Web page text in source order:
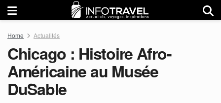
Home Actualités
Chicago : Histoire Afro-
Américaine au Musée
DuSable